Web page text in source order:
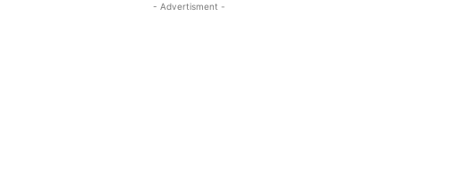
- Advertisment -